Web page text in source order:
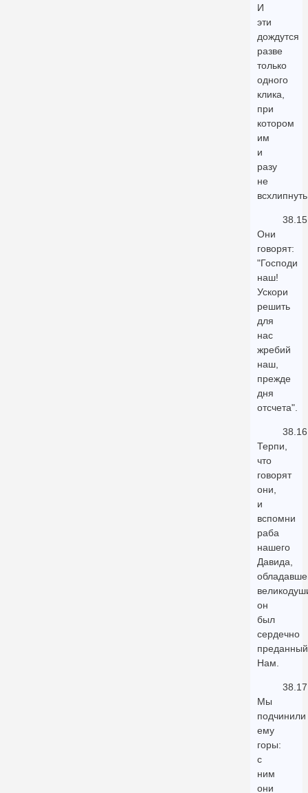
И
эти
дождутся
разве
только
одного
клика,
при
котором
им
и
разу
не
38.15
Они
говорят:
"Господи
наш!
Ускори
решить
для
нас
жребий
наш,
прежде
дня
отсчета".
38.16
Терпи,
что
говорят
они,
и
вспомни
раба
нашего
Давида,
он
был
сердечно
преданный
Нам.
38.17
Мы
подчинили
ему
горы:
с
ним
они